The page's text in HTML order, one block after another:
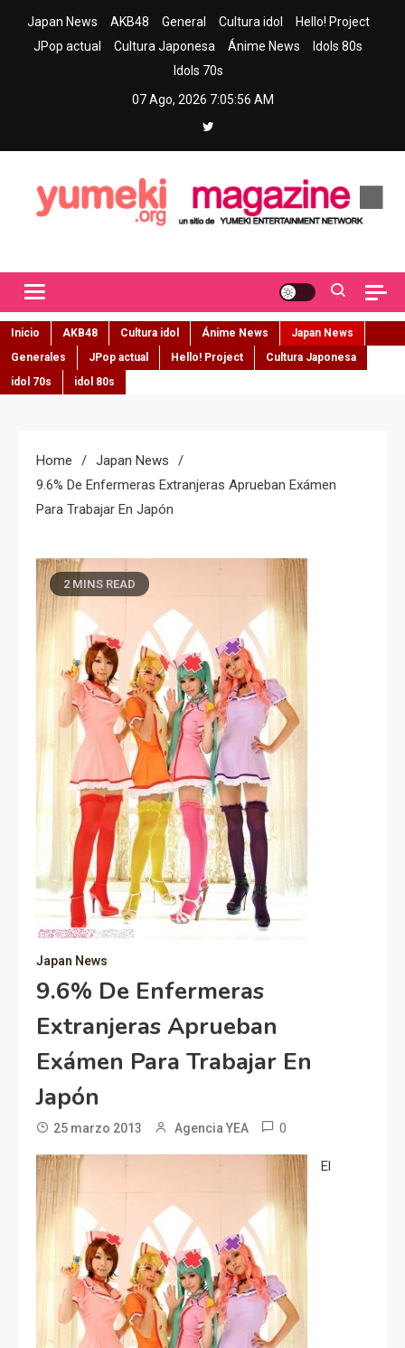
Japan News AKB48 General Cultura idol
Hello! Project
JPop actual
Cultura Japonesa Ánime News
Idols 80s
Idols 70s
07 Ago, 2026 7:05:57 AM
Inicio AKB48 Cultura idol Ánime News
Japan News
Generales
JPop actual Hello! Project
Cultura Japonesa
idol 70s
idol 80s
Home
Japan News
9.6% De Enfermeras Extranjeras Aprueban Exámen
Para Trabajar En Japón
2 MINS READ
Japan News
9.6% De Enfermeras
Extranjeras Aprueban
Exámen Para Trabajar En
Japón
25 marzo 2013 Agencia YEA 0
El